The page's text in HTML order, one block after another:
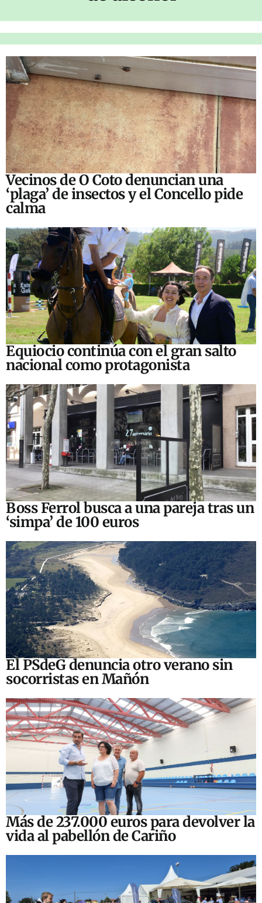
Vecinos de O Coto denuncian una
‘plaga’ de insectos y el Concello pide
calma
Equiocio continúa con el gran salto
nacional como protagonista
Boss Ferrol busca a una pareja tras un
‘simpa’ de 100 euros
El PSdeG denuncia otro verano sin
socorristas en Mañón
Más de 237.000 euros para devolver la
vida al pabellón de Cariño